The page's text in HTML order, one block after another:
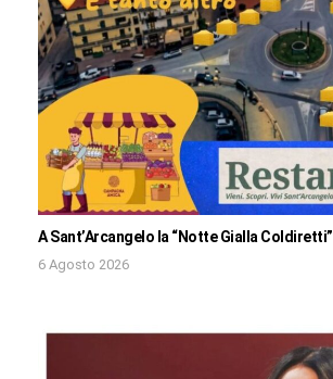
A Sant’Arcangelo la “Notte Gialla Coldiretti”
6 Agosto 2026